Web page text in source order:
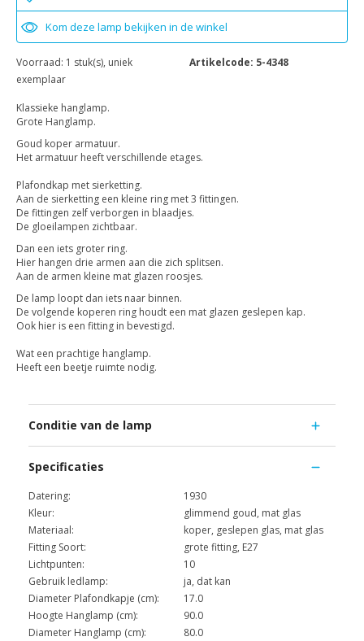
Kom deze lamp bekijken in de winkel
Voorraad: 1 stuk(s), uniek
exemplaar
Artikelcode: 5-4348
Klassieke hanglamp.
Grote Hanglamp.
Goud koper armatuur.
Het armatuur heeft verschillende etages.
Plafondkap met sierketting.
Aan de sierketting een kleine ring met 3 fittingen.
De fittingen zelf verborgen in blaadjes.
De gloeilampen zichtbaar.
Dan een iets groter ring.
Hier hangen drie armen aan die zich splitsen.
Aan de armen kleine mat glazen roosjes.
De lamp loopt dan iets naar binnen.
De volgende koperen ring houdt een mat glazen geslepen kap.
Ook hier is een fitting in bevestigd.
Wat een prachtige hanglamp.
Heeft een beetje ruimte nodig.
Conditie van de lamp
Specificaties
Datering:
1930
Kleur:
glimmend goud, mat glas
Materiaal:
koper, geslepen glas, mat glas
Fitting Soort:
grote fitting, E27
Lichtpunten:
10
Gebruik ledlamp:
ja, dat kan
Diameter Plafondkapje (cm):
17.0
Hoogte Hanglamp (cm):
90.0
Diameter Hanglamp (cm):
80.0